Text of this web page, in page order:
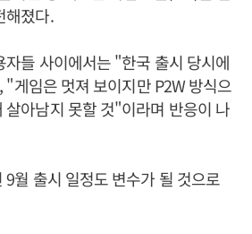
해졌다.
자들 사이에서는 "한국 출시 당시에
게임은 멋져 보이지만 P2W 방식으
살아남지 못할 것"이라며 반응이 나
월 출시 일정도 변수가 될 것으로